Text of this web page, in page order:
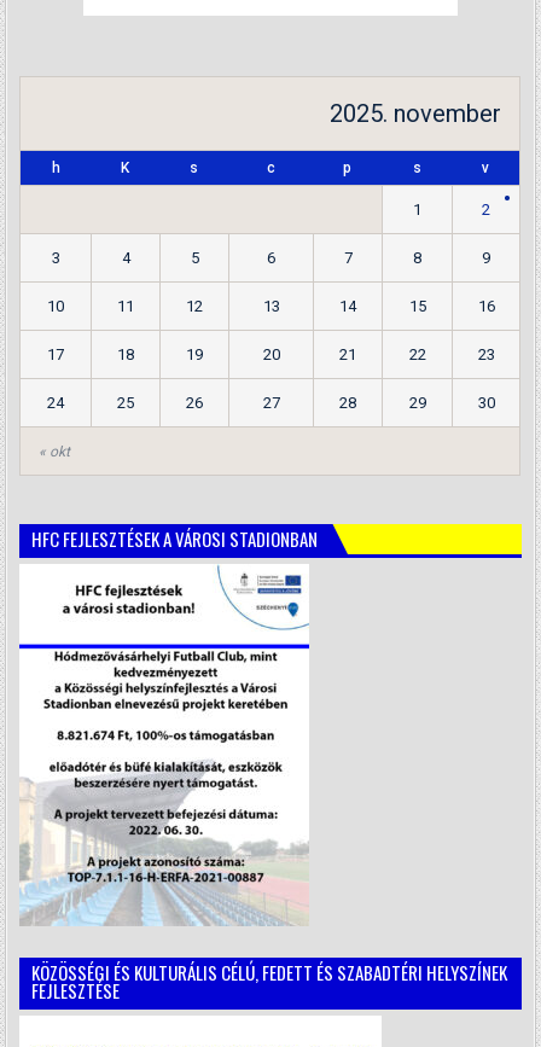
2025. november
h K s c p s v
« okt
1 2
3 4 5 6 7 8 9
10 11 12 13 14 15 16
17 18 19 20 21 22 23
24 25 26 27 28 29 30
HFC FEJLESZTÉSEK A VÁROSI STADIONBAN
KÖZÖSSÉGI ÉS KULTURÁLIS CÉLÚ, FEDETT ÉS SZABADTÉRI HELYSZÍNEK
FEJLESZTÉSE